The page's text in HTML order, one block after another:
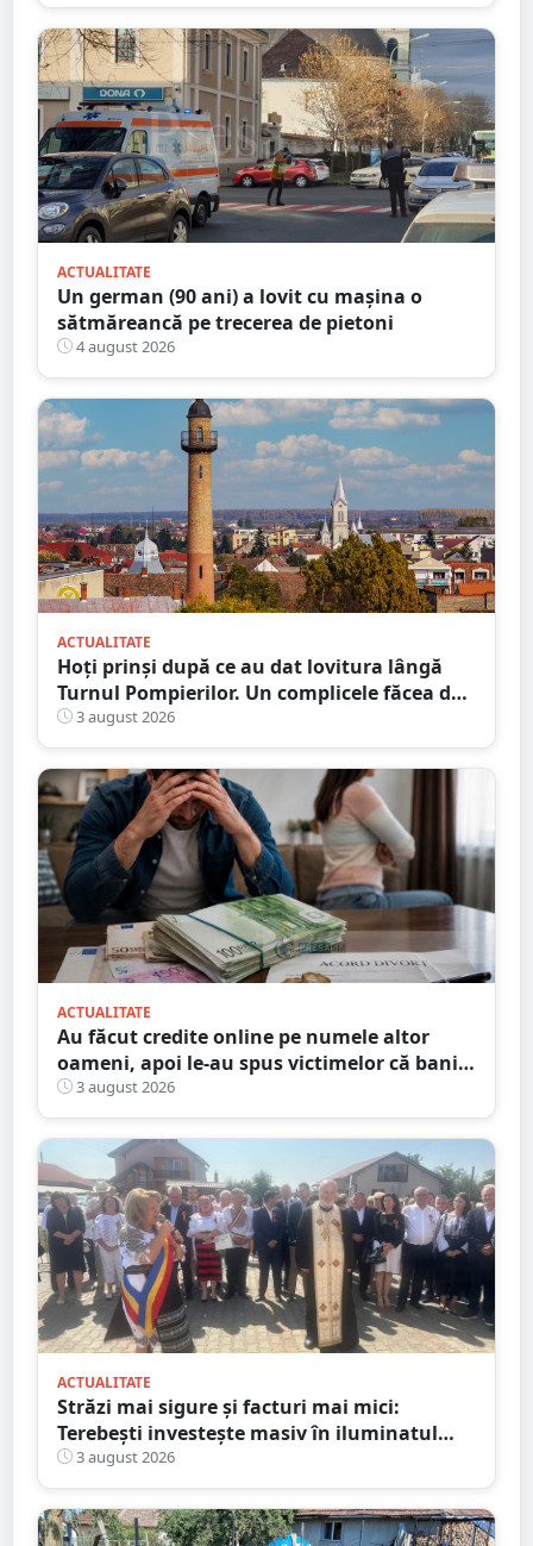
ACTUALITATE
Un german (90 ani) a lovit cu mașina o
sătmăreancă pe trecerea de pietoni
4 august 2026
ACTUALITATE
Hoți prinși după ce au dat lovitura lângă
Turnul Pompierilor. Un complicele făcea de
pază
3 august 2026
ACTUALITATE
Au făcut credite online pe numele altor
oameni, apoi le-au spus victimelor că banii
sunt din... moștenire
3 august 2026
ACTUALITATE
Străzi mai sigure și facturi mai mici:
Terebești investește masiv în iluminatul
public
3 august 2026